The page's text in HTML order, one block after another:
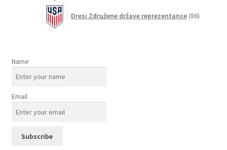
Dresi Združene države reprezentance 86izdelkov
Name
Email